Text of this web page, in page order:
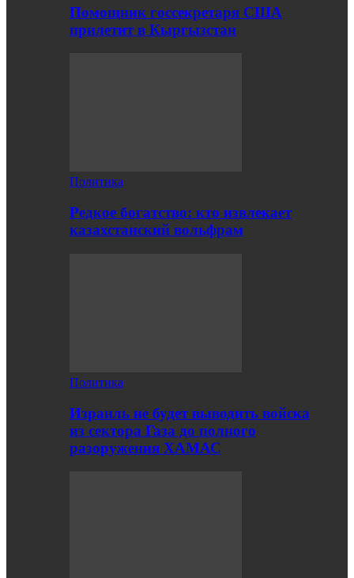
Помощник госсекретаря США
прилетит в Кыргызстан
Политика
Редкое богатство: кто извлекает
казахстанский вольфрам
Политика
Израиль не будет выводить войска
из сектора Газа до полного
разоружения ХАМАС